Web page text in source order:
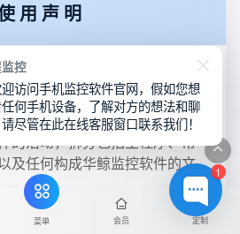
用声明
何由于使用本软件而引起的损
的活动，拆分包括主程序、帮
及任何构成华鲸监控软件的文
授权的销售活动（包括利用华
菜单 会员 定制
1
控
访问手机监控软件官网，假如您想
何手机设备，了解对方的想法和聊
尽管在此在线客服窗口联系我们！